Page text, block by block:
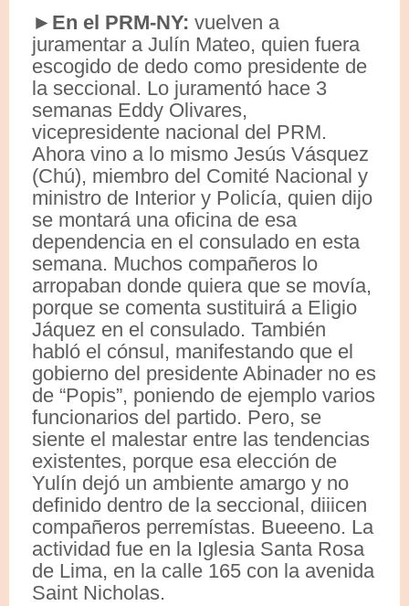
►En el PRM-NY: vuelven a
juramentar a Julín Mateo, quien fuera
escogido de dedo como presidente de
la seccional. Lo juramentó hace 3
semanas Eddy Olivares,
vicepresidente nacional del PRM.
Ahora vino a lo mismo Jesús Vásquez
(Chú), miembro del Comité Nacional y
ministro de Interior y Policía, quien dijo
se montará una oficina de esa
dependencia en el consulado en esta
semana. Muchos compañeros lo
arropaban donde quiera que se movía,
porque se comenta sustituirá a Eligio
Jáquez en el consulado. También
habló el cónsul, manifestando que el
gobierno del presidente Abinader no es
de “Popis”, poniendo de ejemplo varios
funcionarios del partido. Pero, se
siente el malestar entre las tendencias
existentes, porque esa elección de
Yulín dejó un ambiente amargo y no
definido dentro de la seccional, diiicen
compañeros perremístas. Bueeeno. La
actividad fue en la Iglesia Santa Rosa
de Lima, en la calle 165 con la avenida
Saint Nicholas.